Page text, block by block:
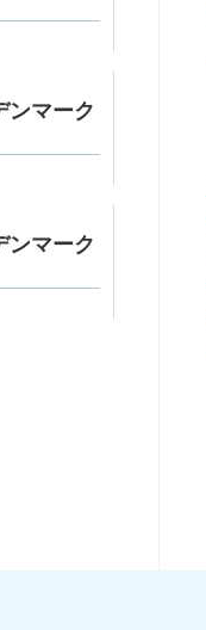
マーク
マーク